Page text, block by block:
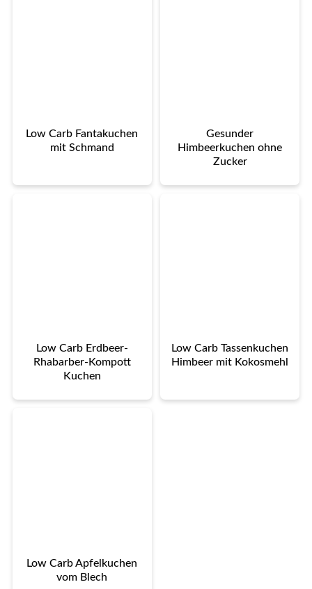
Low Carb Fantakuchen
mit Schmand
Gesunder
Himbeerkuchen ohne
Zucker
Low Carb Erdbeer-
Rhabarber-Kompott
Kuchen
Low Carb Tassenkuchen
Himbeer mit Kokosmehl
Low Carb Apfelkuchen
vom Blech